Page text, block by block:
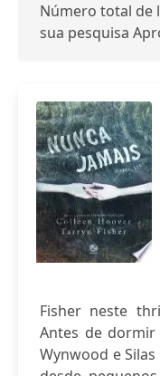
Número total de
sua pesquisa
Fisher neste
Antes de
Wynwood e